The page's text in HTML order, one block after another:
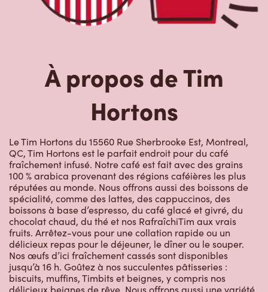
À propos de Tim
Hortons
Le Tim Hortons du 15560 Rue Sherbrooke Est, Montreal,
QC, Tim Hortons est le parfait endroit pour du café
fraîchement infusé. Notre café est fait avec des grains
100 % arabica provenant des régions caféières les plus
réputées au monde. Nous offrons aussi des boissons de
spécialité, comme des lattes, des cappuccinos, des
boissons à base d’espresso, du café glacé et givré, du
chocolat chaud, du thé et nos RafraîchiTim aux vrais
fruits. Arrêtez-vous pour une collation rapide ou un
délicieux repas pour le déjeuner, le dîner ou le souper.
Nos œufs d’ici fraîchement cassés sont disponibles
jusqu’à 16 h. Goûtez à nos succulentes pâtisseries :
biscuits, muffins, Timbits et beignes, y compris nos
délicieux beignes de rêve. Nous offrons aussi une variété
de soupes, dont notre soupe poulet et nouilles et notre